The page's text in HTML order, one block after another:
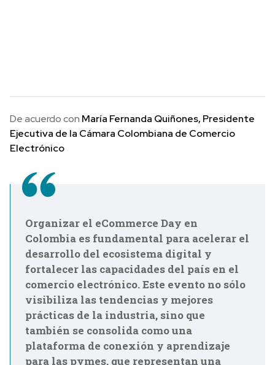
De acuerdo con María Fernanda Quiñones, Presidente
Ejecutiva de la Cámara Colombiana de Comercio
Electrónico
Organizar el eCommerce Day en
Colombia es fundamental para acelerar el
desarrollo del ecosistema digital y
fortalecer las capacidades del país en el
comercio electrónico. Este evento no sólo
visibiliza las tendencias y mejores
prácticas de la industria, sino que
también se consolida como una
plataforma de conexión y aprendizaje
para las pymes, que representan una